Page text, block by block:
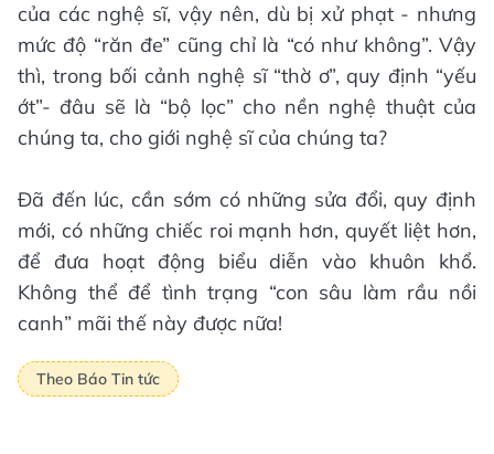
của các nghệ sĩ, vậy nên, dù bị xử phạt - nhưng
mức độ “răn đe” cũng chỉ là “có như không”. Vậy
thì, trong bối cảnh nghệ sĩ “thờ ơ”, quy định “yếu
ớt”- đâu sẽ là “bộ lọc” cho nền nghệ thuật của
chúng ta, cho giới nghệ sĩ của chúng ta?
Đã đến lúc, cần sớm có những sửa đổi, quy định
mới, có những chiếc roi mạnh hơn, quyết liệt hơn,
để đưa hoạt động biểu diễn vào khuôn khổ.
Không thể để tình trạng “con sâu làm rầu nồi
canh” mãi thế này được nữa!
Theo Báo Tin tức